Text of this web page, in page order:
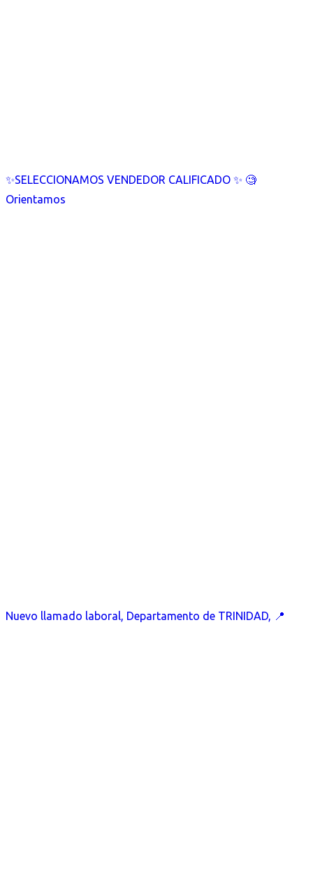
✨SELECCIONAMOS VENDEDOR CALIFICADO ✨ 🧐
Orientamos
Nuevo llamado laboral, Departamento de TRINIDAD, 📍